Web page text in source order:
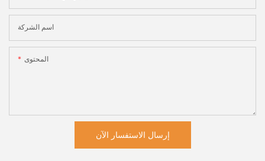
اسم الشركة
المحتوى
إرسال الاستفسار الآن